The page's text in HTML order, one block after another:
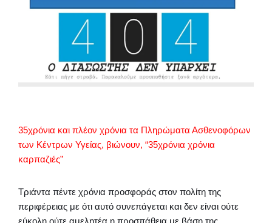
35χρόνια και πλέον χρόνια τα Πληρώματα Ασθενοφόρων
των Κέντρων Υγείας, βιώνουν, “35χρόνια χρόνια
καρπαζιές”
Τριάντα πέντε χρόνια προσφοράς στον πολίτη της
περιφέρειας με ότι αυτό συνεπάγεται και δεν είναι ούτε